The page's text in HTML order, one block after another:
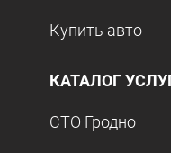
Купить авто
КАТАЛОГ
СТО Гродно